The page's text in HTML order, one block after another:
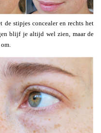
stipjes concealer en rechts het
blijf je altijd wel zien, maar de